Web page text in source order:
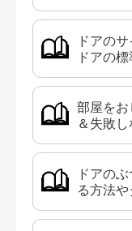
ドアの
ドアの
部屋を
＆失敗
ドアの
る方法